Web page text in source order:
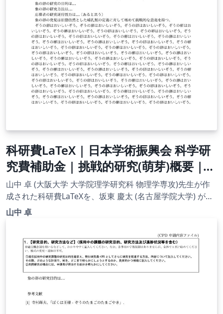
科研費LaTeX | 日本学術振興会 科学研
究費補助金 | 挑戦的研究(萌芽)概要 |
2020.09.02
山中 卓 (大阪大学 大学院理学研究科 物理学専攻)先生が作
成された科研費LaTeXを、坂東 慶太 (名古屋学院大学) が了
承を得てテンプレート登録しています。 詳細はこちら↓を
山中 卓